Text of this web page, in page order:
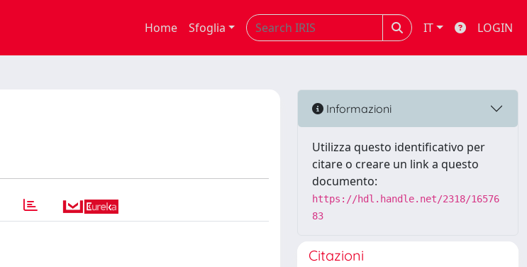
Home Sfoglia IT LOGIN
Informazioni
Utilizza questo identificativo per
citare o creare un link a questo
documento:
https://hdl.handle.net/2318/16576
83
Citazioni